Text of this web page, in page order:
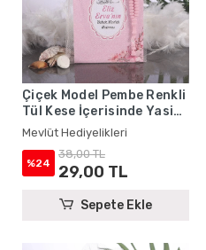
Çiçek Model Pembe Renkli
Tül Kese İçerisinde Yasin
Kitabı ve Tesbih - Mevlüt
Hediyelikleri
Mevlüt Hediyelikleri
%24
38,00 TL
29,00 TL
Sepete Ekle